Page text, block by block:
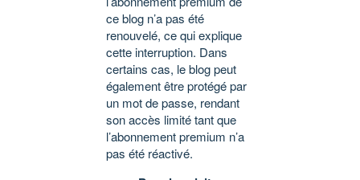
ce blog n’a pas été
renouvelé, ce qui explique
cette interruption. Dans
certains cas, le blog peut
également être protégé par
un mot de passe, rendant
son accès limité tant que
l’abonnement premium n’a
pas été réactivé.